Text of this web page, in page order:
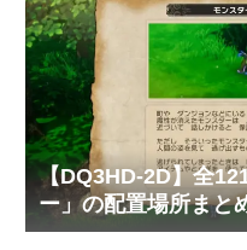
【DQ3HD-2D】全
ー」の配置場所まと
そして伝説へ…】